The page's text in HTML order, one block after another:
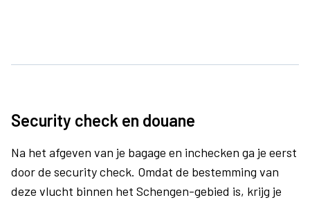
Security check en douane
Na het afgeven van je bagage en inchecken ga je eerst
door de security check. Omdat de bestemming van
deze vlucht binnen het Schengen-gebied is, krijg je